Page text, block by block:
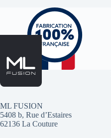
ML FUSION
5408 b, Rue d’Estaires
62136 La Couture